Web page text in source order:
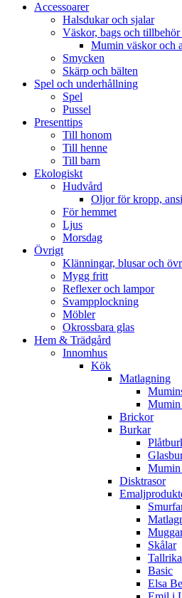
Accessoarer
Halsdukar och sjalar
Väskor, bags och tillbehör
Mumin väskor och
Smycken
Skärp och bälten
Spel och underhållning
Spel
Pussel
Presenttips
Till honom
Till henne
Till barn
Ekologiskt
Hudvård
Oljor för kropp,
För hemmet
Ljus
Morsdag
Övrigt
Klänningar, blusar och
Mygg fritt
Reflexer och lampor
Svampplockning
Möbler
Okrossbara glas
Hem & Trädgård
Innomhus
Kök
Matlagning
Brickor
Burkar
Disktrasor
Skålar
Basic
Elsa